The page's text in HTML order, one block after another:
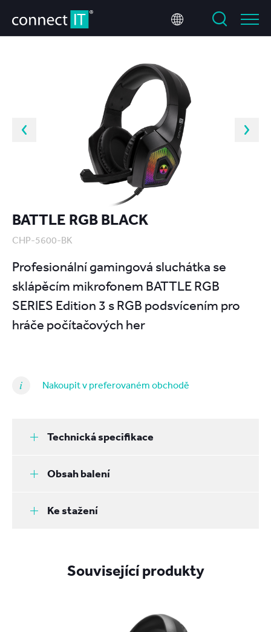
BATTLE RGB BLACK
CHP-5600-BK
Profesionální gamingová sluchátka se
sklápěcím mikrofonem BATTLE RGB
SERIES Edition 3 s RGB podsvícením pro
hráče počítačových her
Nakoupit v preferovaném obchodě
Technická specifikace
Obsah balení
Ke stažení
Související produkty